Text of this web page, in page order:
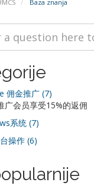
Baza znanja
佣金推广 (7)
广会员享受15%的返佣
系统 (7)
操作 (6)